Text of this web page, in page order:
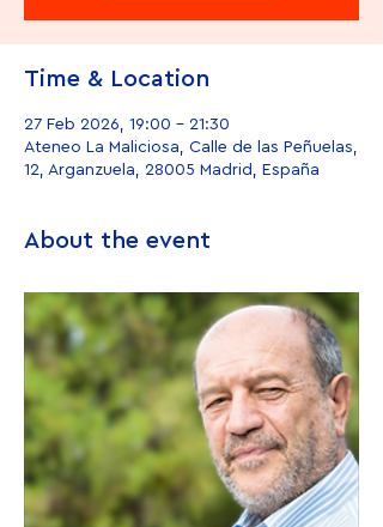
Time & Location
27 Feb 2026, 19:00 – 21:30
Ateneo La Maliciosa, Calle de las Peñuelas,
12, Arganzuela, 28005 Madrid, España
About the event